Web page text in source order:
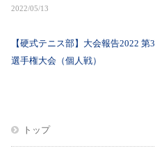
2022/05/13
【硬式テニス部】大会報告2022
選手権大会（個人戦）
トップ